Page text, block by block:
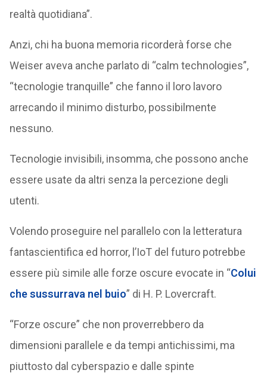
realtà quotidiana”.
Anzi, chi ha buona memoria ricorderà forse che
Weiser aveva anche parlato di “calm technologies”,
“tecnologie tranquille” che fanno il loro lavoro
arrecando il minimo disturbo, possibilmente
nessuno.
Tecnologie invisibili, insomma, che possono anche
essere usate da altri senza la percezione degli
utenti.
Volendo proseguire nel parallelo con la letteratura
fantascientifica ed horror, l’IoT del futuro potrebbe
essere più simile alle forze oscure evocate in “Colui
che sussurrava nel buio” di H. P. Lovercraft.
“Forze oscure” che non proverrebbero da
dimensioni parallele e da tempi antichissimi, ma
piuttosto dal cyberspazio e dalle spinte